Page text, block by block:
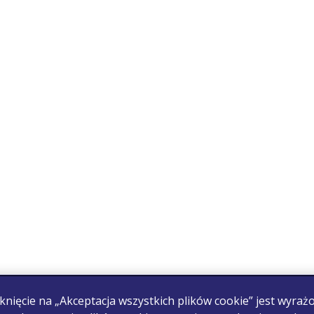
na „Akceptacja wszystkich plików cookie” jest